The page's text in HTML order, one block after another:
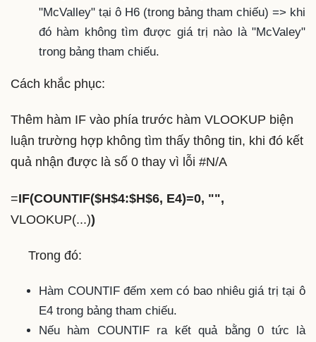
"McValley" tại ô H6 (trong bảng tham chiếu) => khi
đó hàm không tìm được giá trị nào là "McValey"
trong bảng tham chiếu.
Cách khắc phục:
Thêm hàm IF vào phía trước hàm VLOOKUP biện
luận trường hợp không tìm thấy thông tin, khi đó kết
quả nhận được là số 0 thay vì lỗi #N/A
=IF(COUNTIF($H$4:$H$6, E4)=0, "",
VLOOKUP(...))
Trong đó:
Hàm COUNTIF đếm xem có bao nhiêu giá trị tại ô
E4 trong bảng tham chiếu.
Nếu hàm COUNTIF ra kết quả bằng 0 tức là